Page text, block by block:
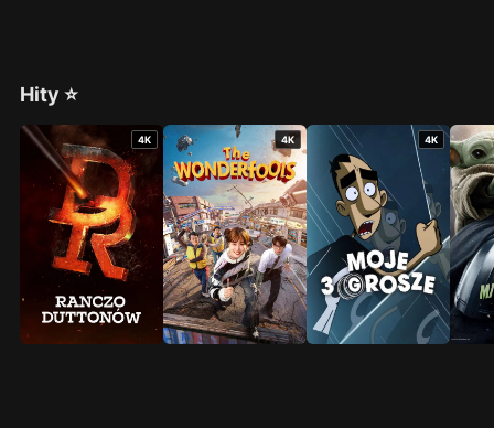
Hity ⭐
4K 4K 4K